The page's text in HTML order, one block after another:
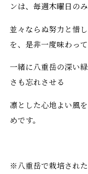
ンは、毎週木曜日の
並々ならぬ努力と惜
を、是非一度味わっ
一緒に八重岳の深い
さも忘れさせる
凛とした心地よい風
めです。
※八重岳で栽培され